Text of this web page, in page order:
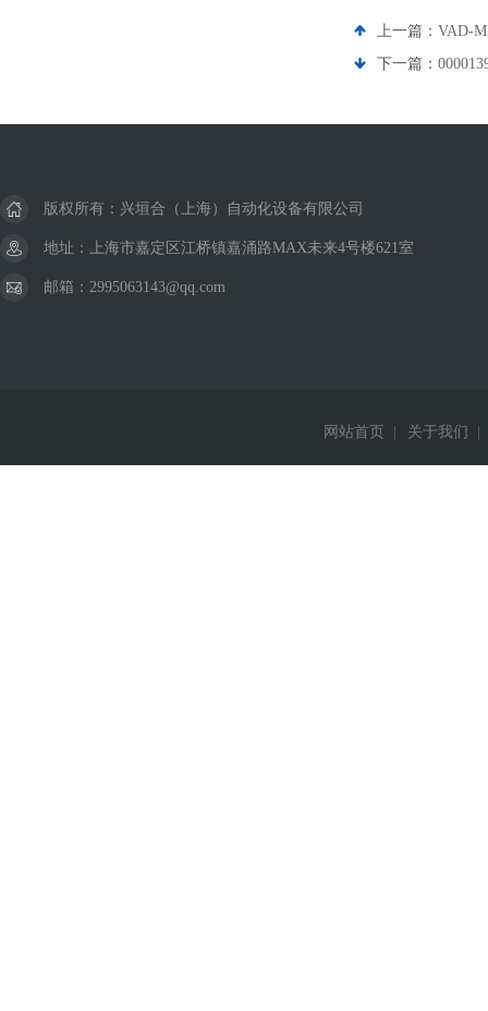
上一篇： VAD-
下一篇：
版权所有：兴垣合（上海）自动化设备有限公司
地址：上海市嘉定区江桥镇嘉涌路MAX未来4号楼621室
邮箱：2995063143@qq.com
网站首页 关于我们